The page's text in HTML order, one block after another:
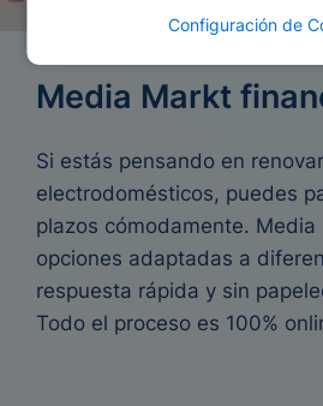
Configuración de
Media Markt
Si estás pensando en
electrodomésticos, puedes
plazos cómodamente. Media
opciones adaptadas a
respuesta rápida y sin
Todo el proceso es 100%